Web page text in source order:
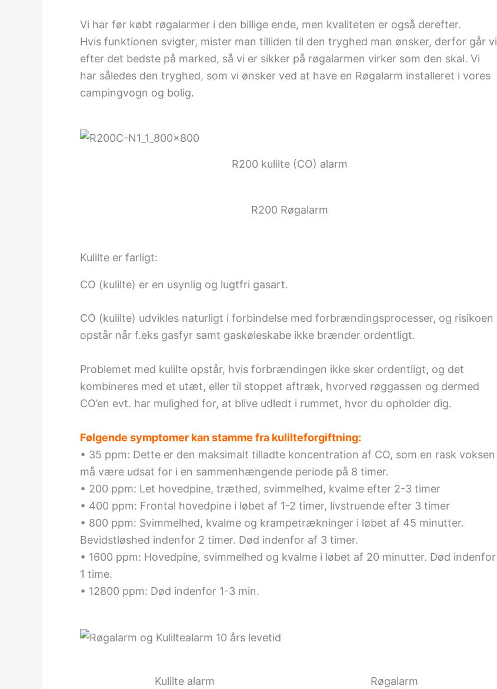
Vi har før købt røgalarmer i den billige ende, men kvaliteten er også derefter.
Hvis funktionen svigter, mister man tilliden til den tryghed man ønsker, derfor går vi
efter det bedste på marked, så vi er sikker på røgalarmen virker som den skal. Vi
har således den tryghed, som vi ønsker ved at have en Røgalarm installeret i vores
campingvogn og bolig.
R200 kulilte (CO) alarm
R200 Røgalarm
Kulilte er farligt:
CO (kulilte) er en usynlig og lugtfri gasart.
CO (kulilte) udvikles naturligt i forbindelse med forbrændingsprocesser, og risikoen
opstår når f.eks gasfyr samt gaskøleskabe ikke brænder ordentligt.
Problemet med kulilte opstår, hvis forbrændingen ikke sker ordentligt, og det
kombineres med et utæt, eller til stoppet aftræk, hvorved røggassen og dermed
CO’en evt. har mulighed for, at blive udledt i rummet, hvor du opholder dig.
Følgende symptomer kan stamme fra kulilteforgiftning:
• 35 ppm: Dette er den maksimalt tilladte koncentration af CO, som en rask voksen
må være udsat for i en sammenhængende periode på 8 timer.
• 200 ppm: Let hovedpine, træthed, svimmelhed, kvalme efter 2-3 timer
• 400 ppm: Frontal hovedpine i løbet af 1-2 timer, livstruende efter 3 timer
• 800 ppm: Svimmelhed, kvalme og krampetrækninger i løbet af 45 minutter.
Bevidstløshed indenfor 2 timer. Død indenfor af 3 timer.
• 1600 ppm: Hovedpine, svimmelhed og kvalme i løbet af 20 minutter. Død indenfor
1 time.
• 12800 ppm: Død indenfor 1-3 min.
Kulilte alarm Røgalarm